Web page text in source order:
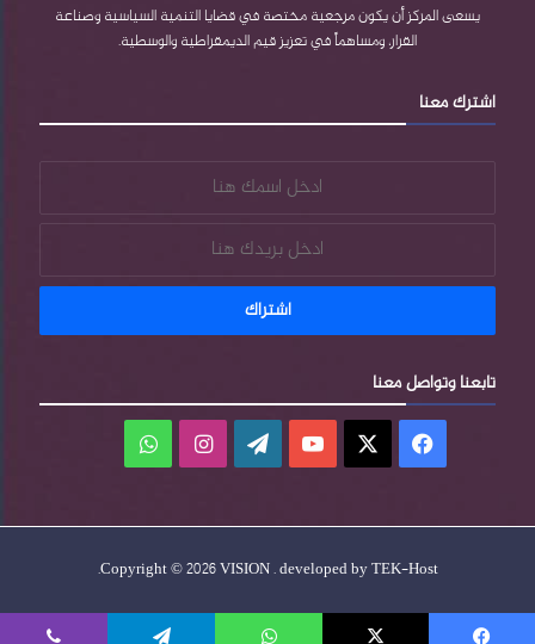
يسعى المركز أن يكون مرجعية مختصة في قضايا التنمية السياسية وصناعة
القرار، ومساهماً في تعزيز قيم الديمقراطية والوسطية.
اشترك معنا
تابعنا وتواصل معنا
فيسبوك ‫YouTube
‫WordPress
انستقرامواتساب
Copyright © 2026 VISION . developed byTEK-Host
.